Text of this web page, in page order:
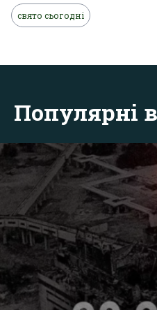
свято сьогодні
Популярні